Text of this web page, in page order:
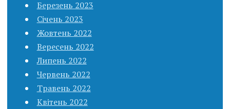
Березень 2023
Січень 2023
Жовтень 2022
Вересень 2022
Липень 2022
Червень 2022
Травень 2022
Квітень 2022